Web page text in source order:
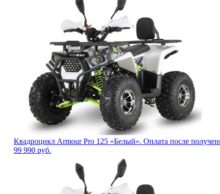
Квадроцикл Armour Pro 125 «Белый». Оплата после
99 990 руб.